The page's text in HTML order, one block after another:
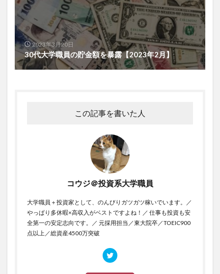
2023年3月20日
30代大学職員の貯金額を暴露【2023年2月】
この記事を書いた人
コウジ＠投資系大学職員
大学職員＋投資家として、のんびりガツガツ稼いでいます。／
やっぱり多休暇×高収入がベストですよね！／ 仕事も投資も安
全第一の安定志向です。／ 元採用担当／東大院卒／TOEIC900
点以上／総資産4500万突破